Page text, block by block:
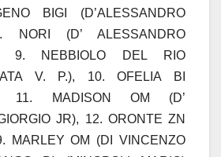
BIGI (D’ALESSANDRO
NORI (D’ ALESSANDRO
9. NEBBIOLO DEL RIO
V. P.), 10. OFELIA BI
11. MADISON OM (D’
JR), 12. ORONTE ZN
MARLEY OM (DI VINCENZO